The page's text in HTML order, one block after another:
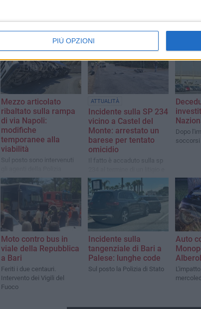
PIÙ OPZIONI
Mezzo articolato
ribaltato sulla rampa
di via Napoli:
modifiche
temporanee alla
viabilità
Sul posto sono intervenuti
Locale e i Vigili del Fuoco
ATTUALITÀ
Incidente sulla SP 234
vicino a Castel del
Monte: arrestato un
barese per tentato
omicidio
Il fatto è accaduto sulla sp
di un inseguimento
Dopo
soccorsi
Moto contro bus in
viale della Repubblica
a Bari
Feriti i due centauri.
Intervento dei Vigili del
Fuoco
Incidente sulla
tangenziale di Bari a
Palese: lunghe code
Sul posto la Polizia di Stato
Auto